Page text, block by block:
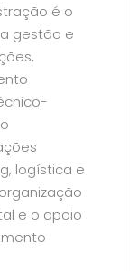
é o
gestão e
logística e
e o apoio